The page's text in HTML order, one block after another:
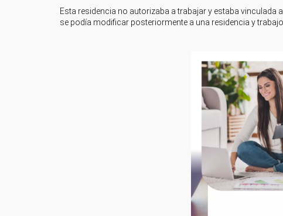
Esta residencia no autorizaba a trabajar y estaba
se podía modificar posteriormente a una residencia y